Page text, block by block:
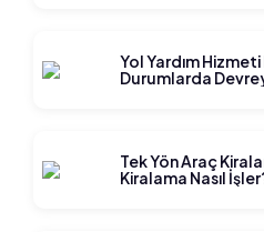
Yol Yardım
Durumlarda
Tek Yön Araç
Kiralama Nasıl